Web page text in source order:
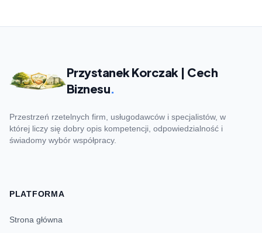
Przystanek Korczak | Cech
Biznesu.
Przestrzeń rzetelnych firm, usługodawców i specjalistów, w
której liczy się dobry opis kompetencji, odpowiedzialność i
świadomy wybór współpracy.
PLATFORMA
Strona główna